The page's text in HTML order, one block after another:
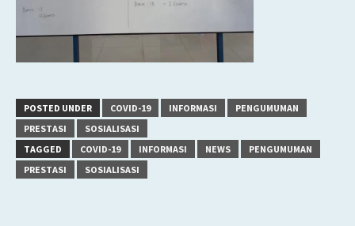
POSTED UNDER COVID-19 INFORMASI
PENGUMUMAN
PRESTASI
SOSIALISASI
TAGGED
COVID-19 INFORMASI NEWS
PENGUMUMAN
PRESTASI
SOSIALISASI